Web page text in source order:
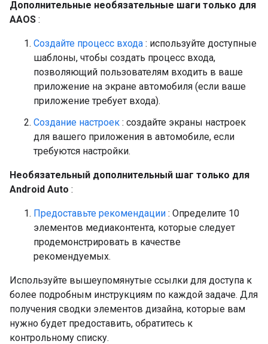
Дополнительные необязательные шаги только для
AAOS :
Создайте процесс входа : используйте доступные
шаблоны, чтобы создать процесс входа,
позволяющий пользователям входить в ваше
приложение на экране автомобиля (если ваше
приложение требует входа).
Создание настроек : создайте экраны настроек
для вашего приложения в автомобиле, если
требуются настройки.
Необязательный дополнительный шаг только для
Android Auto :
Предоставьте рекомендации : Определите 10
элементов медиаконтента, которые следует
продемонстрировать в качестве
рекомендуемых.
Используйте вышеупомянутые ссылки для доступа к
более подробным инструкциям по каждой задаче. Для
получения сводки элементов дизайна, которые вам
нужно будет предоставить, обратитесь к
контрольному списку.